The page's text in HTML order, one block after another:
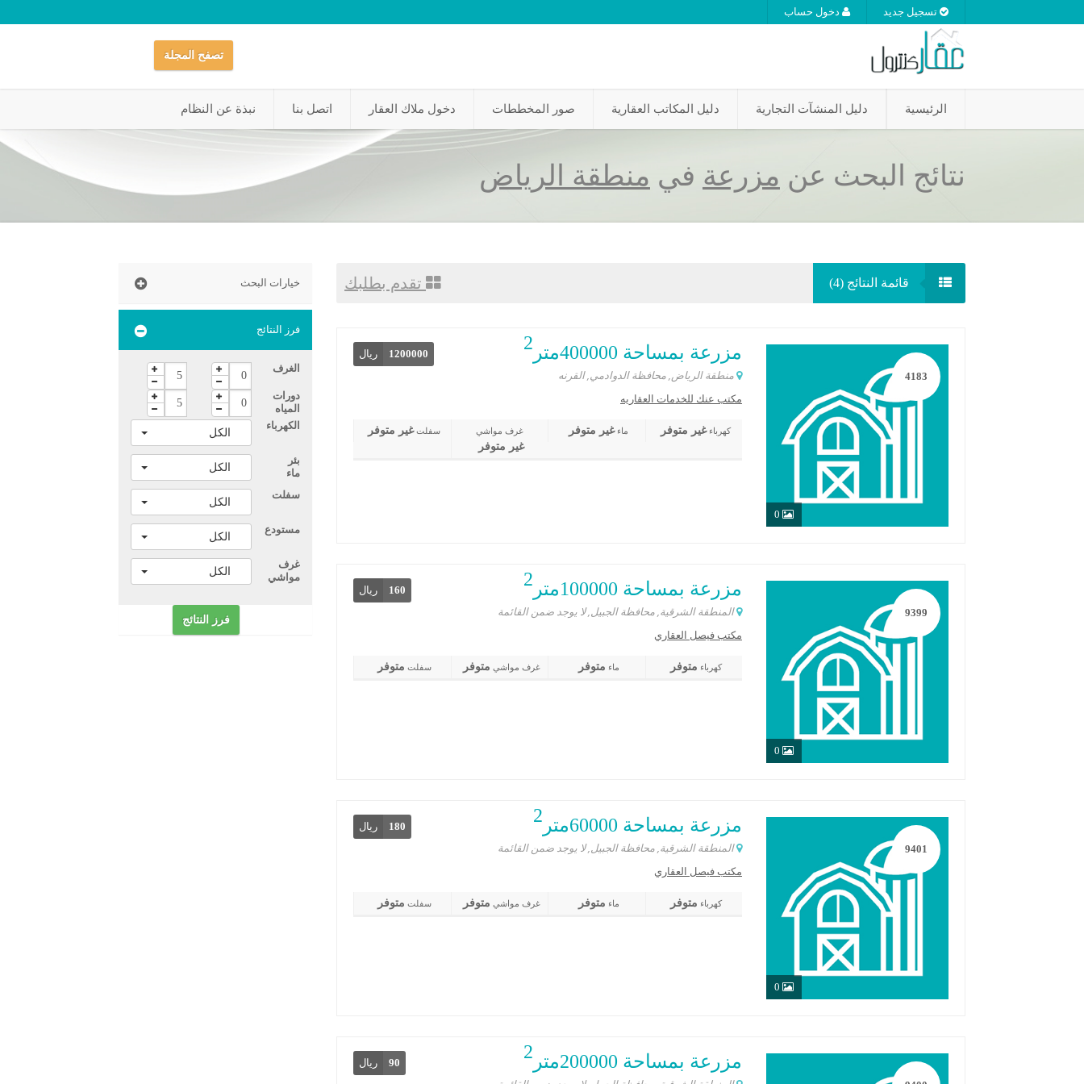
دخول حساب تسجيل جديد
تصفح المجلة
الرئيسية دليل المنشآت التجارية دليل المكاتب العقارية صور المخططات دخول ملاك العقار اتصل بنا نبذة عن النظام
نتائج البحث عن مزرعة في منطقة الرياض
قائمة النتائج (4
) تقدم بطلبك
4183
1200000 ريال مزرعة بمساحة 400000متر 2
منطقة الرياض, محافظة الدوادمي, القرنه
مكتب عنك للخدمات العقاريه
كهرباءغير متوفر ماءغير متوفر غرف مواشي
غير متوفر
سفلتغير متوفر
9399
160 ريال مزرعة بمساحة 100000متر 2
المنطقة الشرقية, محافظة الجبيل, لا يوجد ضمن القائمة
مكتب فيصل العقاري
كهرباء متوفر ماء متوفر غرف مواشي متوفر سفلت متوفر
9401
180 ريال مزرعة بمساحة 60000متر 2
المنطقة الشرقية, محافظة الجبيل, لا يوجد ضمن القائمة
مكتب فيصل العقاري
كهرباء متوفر ماء متوفر غرف مواشي متوفر سفلت متوفر
90 ريال مزرعة بمساحة 200000متر 2
خيارات البحث
مزرعة
جميع العروض
فرز النتائج
الغرف
دورات
المياه
الكهرباء
الكل
بئر
ماء
الكل
سفلت
الكل
مستودع
الكل
غرف
مواشي
الكل
فرز النتائج